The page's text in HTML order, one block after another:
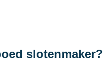
slotenmaker?